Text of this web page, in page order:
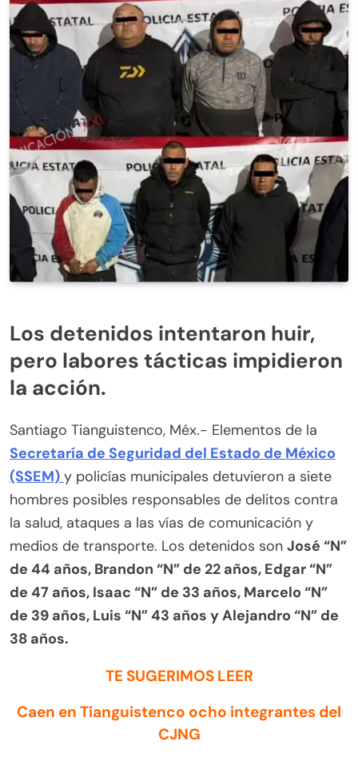
Los detenidos intentaron huir,
pero labores tácticas impidieron
la acción.
Santiago Tianguistenco, Méx.- Elementos de la
Secretaría de Seguridad del Estado de México
(SSEM) y policías municipales detuvieron a siete
hombres posibles responsables de delitos contra
la salud, ataques a las vías de comunicación y
medios de transporte. Los detenidos son José “N”
de 44 años, Brandon “N” de 22 años, Edgar “N”
de 47 años, Isaac “N” de 33 años, Marcelo “N”
de 39 años, Luis “N” 43 años y Alejandro “N” de
38 años.
TE SUGERIMOS LEER
Caen en Tianguistenco ocho integrantes del
CJNG